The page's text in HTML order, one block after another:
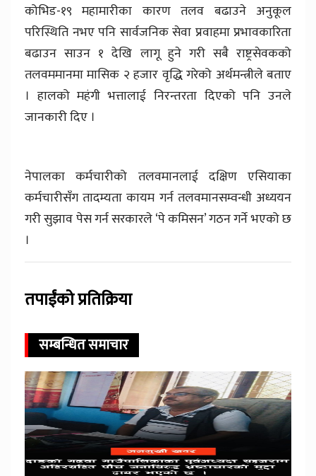
कोभिड-१९ महामारीका कारण तलव बढाउने अनुकूल
परिस्थिति नभए पनि सार्वजनिक सेवा प्रवाहमा प्रभावकारिता
बढाउन साउन १ देखि लागू हुने गरी सबै राष्ट्रसेवकको
तलवममानमा मासिक २ हजार वृद्धि गरेको अर्थमन्त्रीले बताए
। हालको महंगी भत्तालाई निरन्तरता दिएको पनि उनले
जानकारी दिए ।
नेपालका कर्मचारीको तलवमानलाई दक्षिण एसियाका
कर्मचारीसँग तादम्यता कायम गर्न तलवमानसम्वन्धी अध्ययन
गरी सुझाव पेस गर्न सरकारले ‘पे कमिसन’ गठन गर्ने भएको छ
।
तपाईंको प्रतिक्रिया
सम्बन्धित समाचार